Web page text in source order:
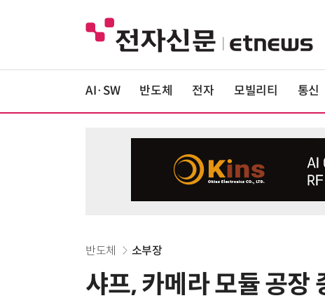
AI·SW 반도체 전자 모빌리티 통신
반도체 소부장
샤프, 카메라 모듈 공